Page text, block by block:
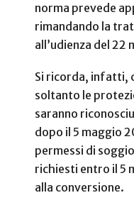
norma prevede
rimandando la
all’udienza del 22
Si ricorda, infatti,
soltanto le
saranno
dopo il 5 maggio
permessi di
richiesti entro il 5
alla conversione.